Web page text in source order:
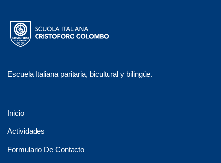
Escuela Italiana paritaria, bicultural y bilingüe.
Inicio
Actividades
Formulario De Contacto